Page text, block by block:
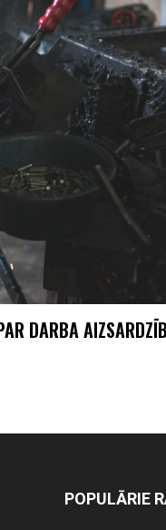
DARBA
POPULĀRIE